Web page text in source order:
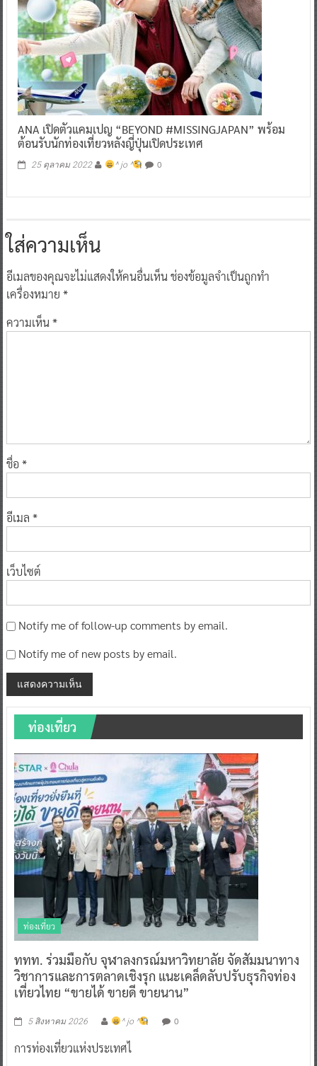
ANA เปิดตัวแคมเปญ “BEYOND #MISSINGJAPAN” พร้อม
ต้อนรับนักท่องเที่ยวหลังญี่ปุ่นเปิดประเทศ
25 ตุลาคม 2022 ^ jo ^ 0
ใส่ความเห็น
เครื่องหมาย
ชื่อ*
อีเมล*
เว็บไซต์
Notify me of follow-up comments by email.
Notify me of new posts by email.
ท่องเที่ยว
ท่องเที่ยว
ททท. ร่วมมือกับ จุฬาลงกรณ์มหาวิทยาลัย จัดสัมมนาทาง
เที่ยวไทย “ขายได้ ขายดี ขายนาน”
5 สิงหาคม 2026 ^ jo ^